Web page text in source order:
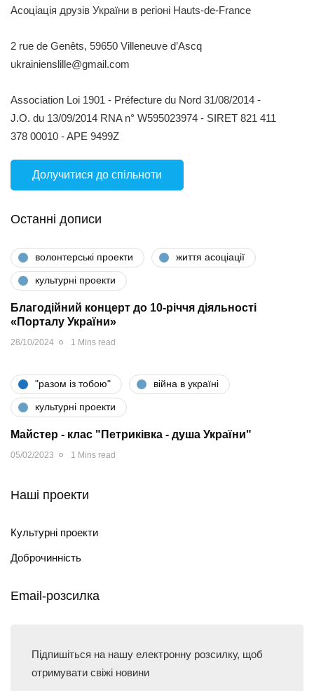
Асоціація друзів України в регіоні Hauts-de-France
2 rue de Genêts, 59650 Villeneuve d’Ascq
ukrainienslille@gmail.com
Association Loi 1901 - Préfecture du Nord 31/08/2014 -
J.O. du 13/09/2014 RNA n° W595023974 - SIRET 821 411
378 00010 - APE 9499Z
Долучитися до спільноти
Останні дописи
волонтерські проекти життя асоціації
культурні проекти
Благодійний концерт до 10-річчя діяльності
«Порталу України»
28/10/2024 1 Mins read
"разом iз тобою" війна в україні
культурні проекти
Майстер - клас "Петриківка - душа України"
05/02/2023 1 Mins read
Наші проекти
Культурні проекти
Доброчинність
Email-розсилка
Підпишіться на нашу електронну розсилку, щоб
отримувати свіжі новини